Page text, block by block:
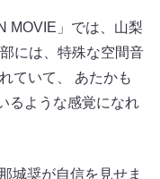
MOVIE」では、山梨
には、特殊な空間音
ていて、 あたかも
るような感覚になれ
城奨が自信を見せま